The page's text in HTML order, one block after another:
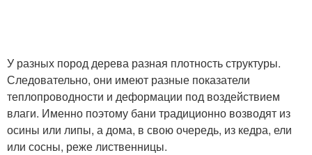
У разных пород дерева разная плотность структуры.
Следовательно, они имеют разные показатели
теплопроводности и деформации под воздействием
влаги. Именно поэтому бани традиционно возводят из
осины или липы, а дома, в свою очередь, из кедра, ели
или сосны, реже лиственницы.